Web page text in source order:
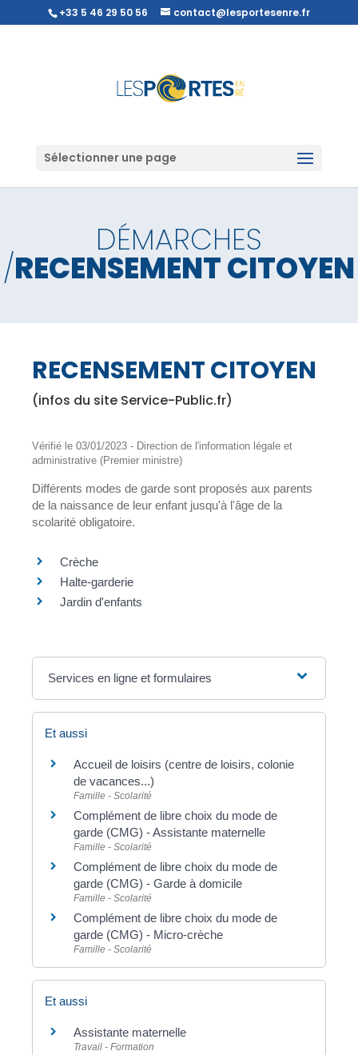
+33 5 46 29 50 56 contact@lesportesenre.fr
Sélectionner une page
DÉMARCHES
/RECENSEMENT CITOYEN
RECENSEMENT CITOYEN
(infos du site Service-Public.fr)
Vérifié le 03/01/2023 - Direction de l'information légale et
administrative (Premier ministre)
Différents modes de garde sont proposés aux parents
de la naissance de leur enfant jusqu'à l'âge de la
scolarité obligatoire.
Crèche
Halte-garderie
Jardin d'enfants
Services en ligne et formulaires
Et aussi
Accueil de loisirs (centre de loisirs, colonie
de vacances...)
Famille - Scolarité
Complément de libre choix du mode de
garde (CMG) - Assistante maternelle
Famille - Scolarité
Complément de libre choix du mode de
garde (CMG) - Garde à domicile
Famille - Scolarité
Complément de libre choix du mode de
garde (CMG) - Micro-crèche
Famille - Scolarité
Et aussi
Assistante maternelle
Travail - Formation